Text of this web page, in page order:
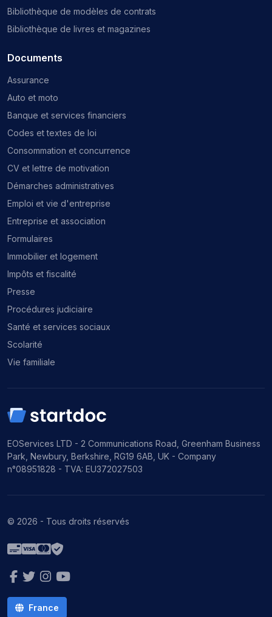
Documents
Assurance
Auto et moto
Banque et services financiers
Codes et textes de loi
Consommation et concurrence
CV et lettre de motivation
Démarches administratives
Emploi et vie d'entreprise
Entreprise et association
Formulaires
Immobilier et logement
Impôts et fiscalité
Presse
Procédures judiciaire
Santé et services sociaux
Scolarité
Vie familiale
Bibliothèque de modèles de contrats
Bibliothèque de livres et magazines
EOServices LTD - 2 Communications Road, Greenham Business
Park, Newbury, Berkshire, RG19 6AB, UK - Company
n°08951828 - TVA: EU372027503
© 2026 - Tous droits réservés
France